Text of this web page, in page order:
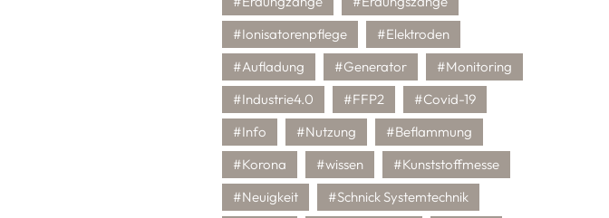
#Ionisatorenpflege
#Elektroden
#Aufladung
#Generator
#Monitoring
#Industrie4.0
#FFP2
#Covid-19
#Info
#Nutzung
#Beflammung
#Korona
#wissen
#Kunststoffmesse
#Neuigkeit
#Schnick Systemtechnik